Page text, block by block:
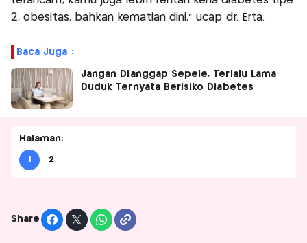
2, obesitas, bahkan kematian dini,” ucap dr. Erta.
Baca Juga :
Jangan Dianggap Sepele, Terlalu Lama
Duduk Ternyata Berisiko Diabetes
Halaman:
1 2
Share